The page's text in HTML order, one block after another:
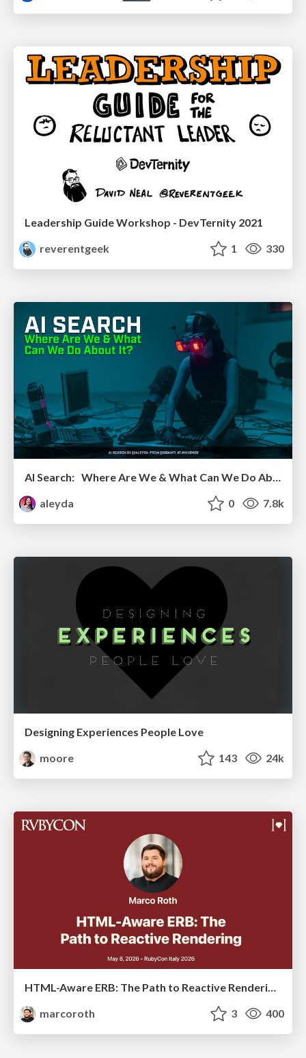
Leadership Guide Workshop - DevTernity 2021
reverentgeek
1 330
AI Search: Where Are We & What Can We Do About It?
aleyda
0 7.8k
Designing Experiences People Love
moore
143 24k
marcoroth
3 400